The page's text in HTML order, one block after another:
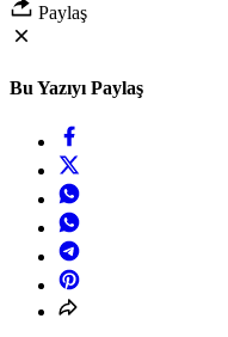
Paylaş
Bu Yazıyı Paylaş